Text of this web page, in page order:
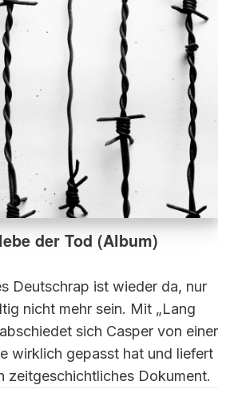
der Tod (Album)
Deutschrap ist wieder da, nur
nicht mehr sein. Mit „Lang
sich Casper von einer
wirklich gepasst hat und liefert
zeitgeschichtliches Dokument.